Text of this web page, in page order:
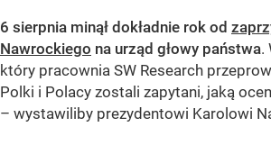
6 sierpnia minął dokładnie rok od
Nawrockiego na urząd głowy państwa.
który pracownia SW Research
Polki i Polacy zostali zapytani, jaką
– wystawiliby prezydentowi Karolowi